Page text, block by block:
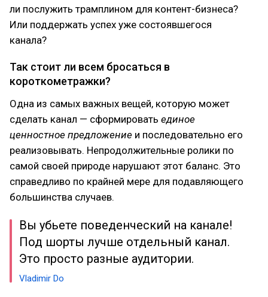
ли послужить трамплином для контент-бизнеса?
Или поддержать успех уже состоявшегося
канала?
Так стоит ли всем бросаться в
короткометражки?
Одна из самых важных вещей, которую может
сделать канал — сформировать единое
ценностное предложение и последовательно его
реализовывать. Непродолжительные ролики по
самой своей природе нарушают этот баланс. Это
справедливо по крайней мере для подавляющего
большинства случаев.
Вы убьете поведенческий на канале!
Под шорты лучше отдельный канал.
Это просто разные аудитории.
Vladimir Do